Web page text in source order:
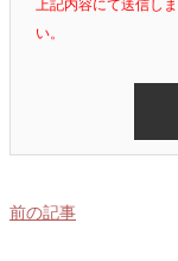
上記内容にて送信し
い。
前の記事